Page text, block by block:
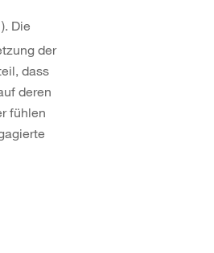
). Die
der
dass
deren
fühlen